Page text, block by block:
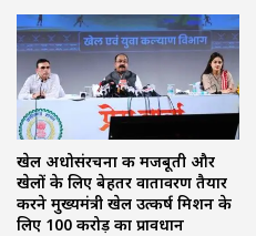
खेल अधोसंरचना की मजबूती और
खेलों के लिए बेहतर वातावरण तैयार
करने मुख्यमंत्री खेल उत्कर्ष मिशन के
लिए 100 करोड़ का प्रावधान